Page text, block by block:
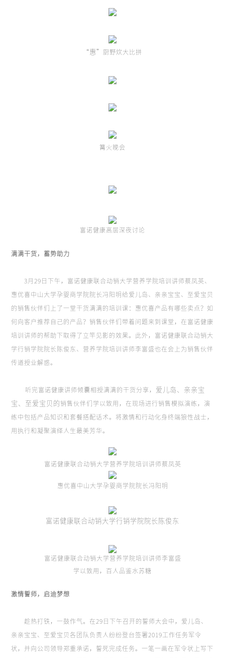
“惠 ”厨野炊大比拼
篝火晚会
富诺健康高层深夜讨论
满满干货，蓄势助力
3月29日下午，富诺健康联合动销大学营养学院培训讲师蔡凤英、
惠优喜中山大学孕婴商学院院长冯阳明给爱儿岛、亲亲宝宝、至爱宝贝
的销售伙伴们上了一堂干货满满的培训课：惠优喜产品有哪些卖点？如
何向客户推荐自己的产品？销售伙伴们带着问题来到课堂，在富诺健康
培训讲师的帮助下取得了立竿见影的效果。此外，富诺健康联合动销大
学行销学院院长陈俊东、营养学院培训讲师李富盛也在会上为销售伙伴
传道授业解惑。
听完富诺健康讲师倾囊相授满满的干货分享， 爱儿岛、亲亲宝
宝、至爱宝贝的 销售伙伴们学以致用，在现场进行销售模拟演练，演
练中包括产品知识和套餐搭配话术。将激情和行动化身终端狼性战士，
用执行和凝聚演绎人生最美芳华。
富诺健康联合动销大学营养学院培训讲师蔡凤英
惠优喜中山大学孕婴商学院院长冯阳明
富诺健康联合动销大学行销学院院长陈俊东
富诺健康联合动销大学营养学院培训讲师李富盛
学以致用，百人品鉴水苏糖
激情誓师，启迪梦想
趁热打铁，一鼓作气。在29日下午召开的誓师大会中，爱儿岛、
亲亲宝宝、至爱宝贝各团队负责人纷纷登台签署2019工作任务军令
状，并向公司领导郑重承诺，誓死完成任务。一笔一画在军令状上写下